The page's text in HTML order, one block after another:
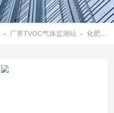
- 厂界TVOC气体监测站 -化肥厂气体在线监测系统